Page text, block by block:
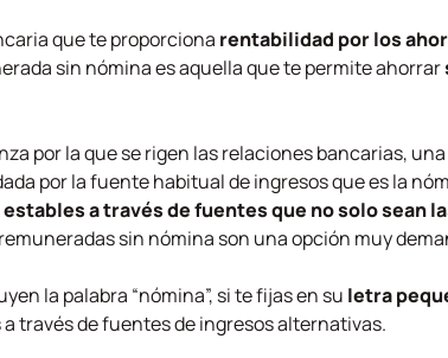
que te proporciona rentabilidad por los
sin nómina es aquella que te permite ahorrar
por la que se rigen las relaciones bancarias,
por la fuente habitual de ingresos que es la
a través de fuentes que no solo sean
sin nómina son una opción muy
la palabra “nómina”, si te fijas en su letra
través de fuentes de ingresos alternativas.